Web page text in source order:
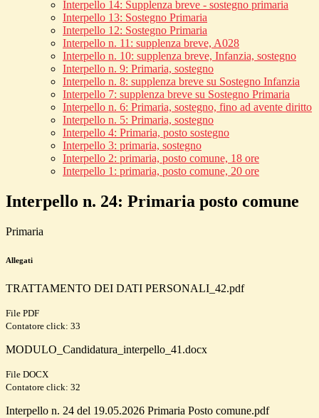
Interpello 14: Supplenza breve - sostegno primaria
Interpello 13: Sostegno Primaria
Interpello 12: Sostegno Primaria
Interpello n. 11: supplenza breve, A028
Interpello n. 10: supplenza breve, Infanzia, sostegno
Interpello n. 9: Primaria, sostegno
Interpello n. 8: supplenza breve su Sostegno Infanzia
Interpello 7: supplenza breve su Sostegno Primaria
Interpello n. 6: Primaria, sostegno, fino ad avente diritto
Interpello n. 5: Primaria, sostegno
Interpello 4: Primaria, posto sostegno
Interpello 3: primaria, sostegno
Interpello 2: primaria, posto comune, 18 ore
Interpello 1: primaria, posto comune, 20 ore
Interpello n. 24: Primaria posto comune
Primaria
Allegati
TRATTAMENTO DEI DATI PERSONALI_42.pdf
File PDF
Contatore click: 33
MODULO_Candidatura_interpello_41.docx
File DOCX
Contatore click: 32
Interpello n. 24 del 19.05.2026 Primaria Posto comune.pdf